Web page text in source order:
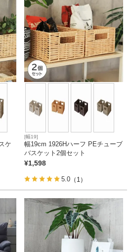
ケ
[幅19]
幅19cm 1926Hハーフ PEチューブ
バスケット2個セット
¥1,598
5.0 （1）